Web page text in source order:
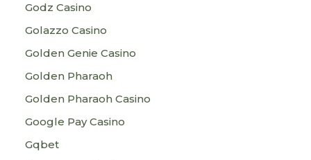
Godz Casino
Golazzo Casino
Golden Genie Casino
Golden Pharaoh
Golden Pharaoh Casino
Google Pay Casino
Gqbet